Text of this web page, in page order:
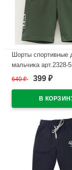
Шорты спортивные
мальчика арт.2328-
30/122-36/140 цвет
640₽ 399 ₽